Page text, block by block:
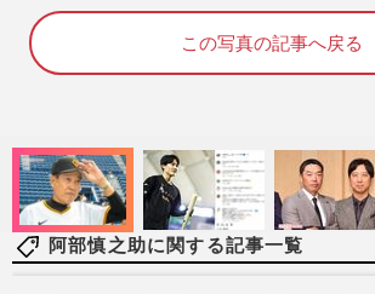
u
d
:
この写真の記事へ戻る
阿部慎之助に関する記事一覧